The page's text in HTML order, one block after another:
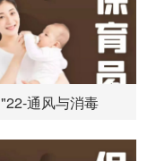
"22-通风与消毒